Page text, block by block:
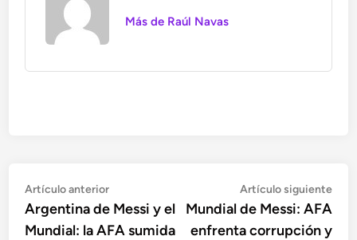
Más de Raúl Navas
Navegación
de
Artículo anteriorArtículo
anterior:
Argentina de Messi y el
Mundial: la AFA sumida
Artículo siguiente
Mundial de Messi: AFA
enfrenta corrupción y